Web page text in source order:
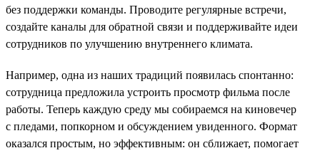
без поддержки команды. Проводите регулярные встречи,
создайте каналы для обратной связи и поддерживайте идеи
сотрудников по улучшению внутреннего климата.
Например, одна из наших традиций появилась спонтанно:
сотрудница предложила устроить просмотр фильма после
работы. Теперь каждую среду мы собираемся на киновечер
с пледами, попкорном и обсуждением увиденного. Формат
оказался простым, но эффективным: он сближает, помогает